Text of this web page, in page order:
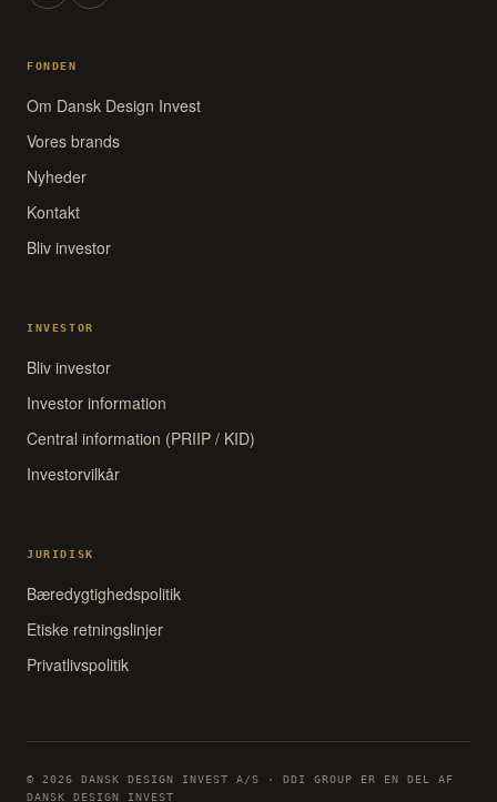
FONDEN
Om Dansk Design Invest
Vores brands
Nyheder
Kontakt
Bliv investor
INVESTOR
Bliv investor
Investor information
Central information (PRIIP / KID)
Investorvilkår
JURIDISK
Bæredygtighedspolitik
Etiske retningslinjer
Privatlivspolitik
© 2026 DANSK DESIGN INVEST A/S · DDI GROUP ER EN DEL AF
DANSK DESIGN INVEST